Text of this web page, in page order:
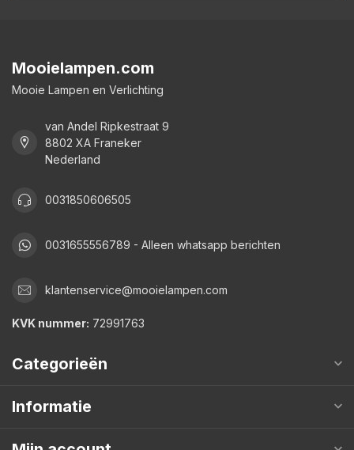
Mooielampen.com
Mooie Lampen en Verlichting
van Andel Ripkestraat 9
8802 XA Franeker
Nederland
0031850606505
0031655556789 - Alleen whatsapp berichten
klantenservice@mooielampen.com
KVK nummer: 72991763
Categorieën
Informatie